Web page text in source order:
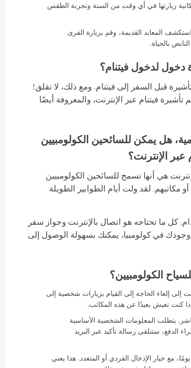
زيارتها في أي وقت من السنة وتجربة الطقس
المعابد القديمة، وقم بزيارة القرى
بالحياة.
دخول لدخول فيتنام؟
قبل السفر إلى فيتنام. ومع ذلك، لا تقلق!
فيتنام عبر الإنترنت، والمعروفة أيضًا
هل يمكن للسائحين الكولومبيين
الإنترنت؟
هي أنها تسمح للسائحين الكولومبيين
لقد ولت أيام الطوابير الطويلة
كل ما تحتاجه هو اتصال بالإنترنت وجواز سفر
في كولومبيا، يمكنك بسهولة الوصول إلى
الكولومبيين؟
إلى إلغاء الحاجة إلى القيام بزيارات شخصية إلى
كنت تعيش بعيدًا عن هذه المكاتب.
يتطلب المعلومات الشخصية الأساسية
ستتلقى رسالة تأكيد عبر البريد
تأشيرة فيتنام الإلكترونية صالحة لمدة تصل إلى 90 يومًا، مع خيار الإدخال الفردي أو المتعدد. هذا يعني